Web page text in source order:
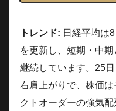
トレンド: 日経平均は
を更新し、短期・中
継続しています。25
右肩上がりで、株価
クトオーダーの強気配